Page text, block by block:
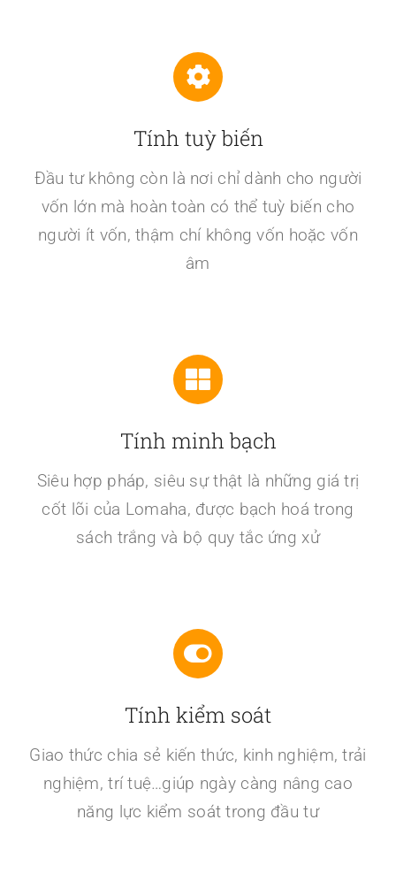
Tính tuỳ biến
Đầu tư không còn là nơi chỉ dành cho người
vốn lớn mà hoàn toàn có thể tuỳ biến cho
người ít vốn, thậm chí không vốn hoặc vốn
âm
Tính minh bạch
Siêu hợp pháp, siêu sự thật là những giá trị
cốt lõi của Lomaha, được bạch hoá trong
sách trắng và bộ quy tắc ứng xử
Tính kiểm soát
Giao thức chia sẻ kiến thức, kinh nghiệm, trải
nghiệm, trí tuệ…giúp ngày càng nâng cao
năng lực kiểm soát trong đầu tư